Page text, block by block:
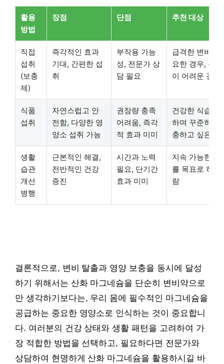
활용
방법
장점 단점 추천 대상
직접
섭취
(보충
제)
즉각적인 효과
기대, 간편한 섭
취
부작용 가능
성, 전문가 상
담 필요
급격한 변비 완
요한 경우, 식
이 어려운 경우
식품
섭취
자연스럽고 안
전함, 다양한 영
양소 섭취 가능
권장량 충족
어려움, 즉각
적 효과 미미
건강한 식습관
하며 꾸준히 영
충하고 싶은 경
생활
습관
개선
병행
근본적인 해결,
전반적인 건강
증진
시간과 노력
필요, 단기간
효과 미미
지속 가능한 건
를 목표로 하는
람
결론적으로, 변비 탈출과 영양 보충을 동시에 달성
하기 위해서는 산화 마그네슘을 단순히 변비약으로
만 생각하기보다는, 우리 몸에 필수적인 마그네슘을
공급하는 중요한 영양소로 인식하는 것이 중요합니
다. 여러분의 건강 상태와 생활 패턴을 고려하여 가
장 적합한 방법을 선택하고, 필요하다면 전문가와
상담하여 현명하게 산화 마그네슘을 활용하시길 바